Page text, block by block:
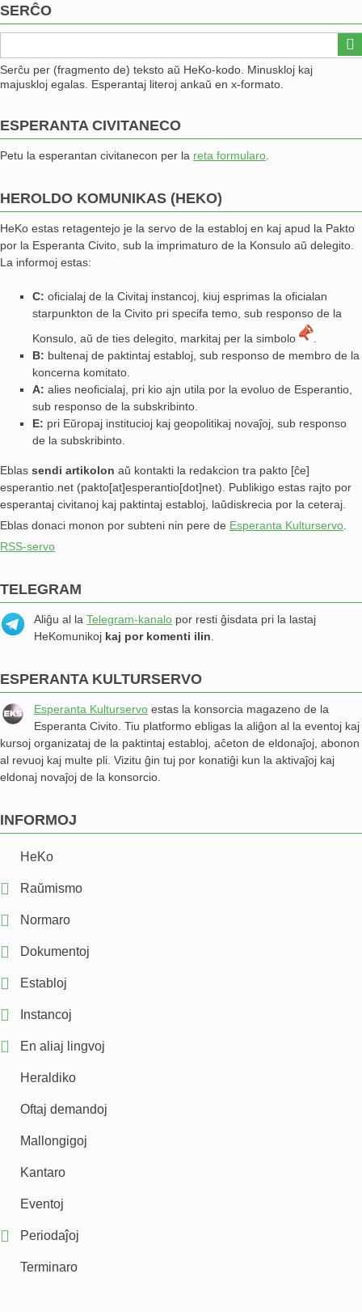
SERĈO
Serĉu per (fragmento de) teksto aŭ HeKo-kodo. Minuskloj kaj
majuskloj egalas. Esperantaj literoj ankaŭ en x-formato.
ESPERANTA CIVITANECO
Petu la esperantan civitanecon per la reta formularo
HEROLDO KOMUNIKAS (HEKO)
HeKo estas retagentejo je la servo de la establoj en kaj apud la Pakto
por la Esperanta Civito, sub la imprimaturo de la Konsulo aŭ delegito.
La informoj estas:
C: oﬁcialaj de la Civitaj instancoj, kiuj esprimas la oﬁcialan
starpunkton de la Civito pri specifa temo, sub responso de la
Konsulo, aŭ de ties delegito, markitaj per la simbolo
.
B: bultenaj de paktintaj establoj, sub responso de membro de la
koncerna komitato.
A: alies neoﬁcialaj, pri kio ajn utila por la evoluo de Esperantio,
sub responso de la subskribinto.
E: pri Eŭropaj institucioj kaj geopolitikaj novaĵoj, sub responso
de la subskribinto.
Eblas sendi artikolon aŭ kontakti la redakcion tra pakto [ĉe]
esperantio.net (pakto[at]esperantio[dot]net). Publikigo estas rajto por
esperantaj civitanoj kaj paktintaj establoj, laŭdiskrecia por la ceteraj.
Eblas donaci monon por subteni nin pere de Esperanta Kulturservo.
RSS-servo
TELEGRAM
Aliĝu al la Telegram-kanalo por resti ĝisdata pri la lastaj
HeKomunikoj kaj por komenti ilin.
ESPERANTA KULTURSERVO
Esperanta Kulturservo estas la konsorcia magazeno de la
Esperanta Civito. Tiu platformo ebligas la aliĝon al la eventoj kaj
kursoj organizataj de la paktintaj establoj, aĉeton de eldonaĵoj, abonon
al revuoj kaj multe pli. Vizitu ĝin tuj por konatiĝi kun la aktivaĵoj kaj
eldonaj novaĵoj de la konsorcio.
INFORMOJ
HeKo
Raŭmismo
Normaro
Dokumentoj
Establoj
Instancoj
En aliaj lingvoj
Heraldiko
Oftaj demandoj
Mallongigoj
Kantaro
Eventoj
Periodaĵoj
Terminaro